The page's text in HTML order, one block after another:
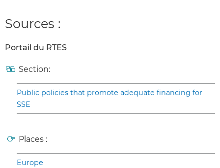
Sources :
Portail du RTES
Section:
Public policies that promote adequate financing for
SSE
Places :
Europe